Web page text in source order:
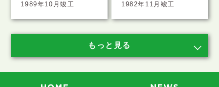
1989年10月竣工
1982年11月竣工